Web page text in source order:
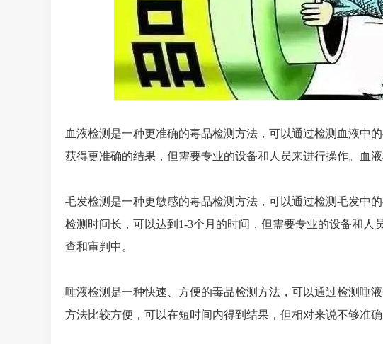
血液检测是一种更准确的毒品检测方法，可以通过检测血液中
获得更准确的结果，但需要专业的设备和人员来进行操作。血
毛发检测是一种更敏感的毒品检测方法，可以通过检测毛发中
检测时间长，可以达到1-3个月的时间，但需要专业的设备和人
查和审判中。
唾液检测是一种快速、方便的毒品检测方法，可以通过检测唾
方法比较方便，可以在短时间内得到结果，但相对来说不够准